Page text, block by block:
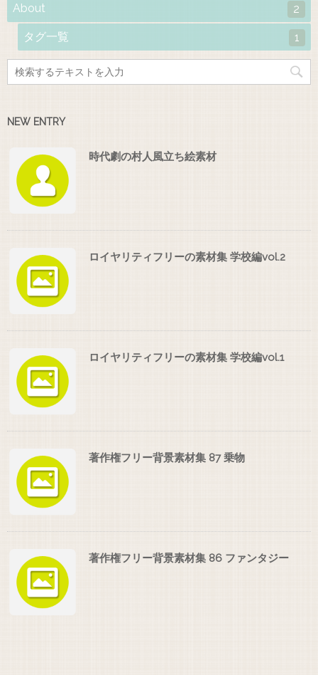
About 2
タグ一覧 1
NEW ENTRY
時代劇の村人風立ち絵素材
ロイヤリティフリーの素材集 学校編vol.2
ロイヤリティフリーの素材集 学校編vol.1
著作権フリー背景素材集 87 乗物
著作権フリー背景素材集 86 ファンタジー